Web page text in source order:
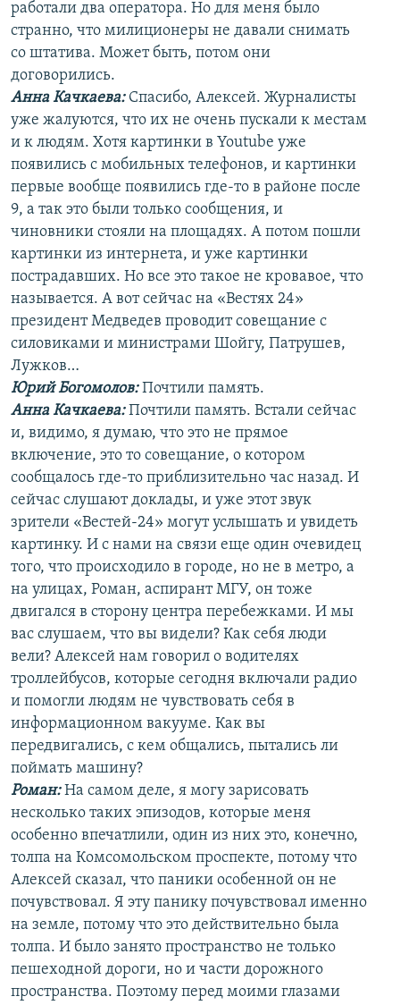
работали два оператора. Но для меня было
странно, что милиционеры не давали снимать
со штатива. Может быть, потом они
договорились.
Анна Качкаева:Спасибо, Алексей. Журналисты
уже жалуются, что их не очень пускали к местам
и к людям. Хотя картинки в Youtube уже
появились с мобильных телефонов, и картинки
первые вообще появились где-то в районе после
9, а так это были только сообщения, и
чиновники стояли на площадях. А потом пошли
картинки из интернета, и уже картинки
пострадавших. Но все это такое не кровавое, что
называется. А вот сейчас на «Вестях 24»
президент Медведев проводит совещание с
силовиками и министрами Шойгу, Патрушев,
Лужков…
Юрий Богомолов:Почтили память.
Анна Качкаева:Почтили память. Встали сейчас
и, видимо, я думаю, что это не прямое
включение, это то совещание, о котором
сообщалось где-то приблизительно час назад. И
сейчас слушают доклады, и уже этот звук
зрители «Вестей-24» могут услышать и увидеть
картинку. И с нами на связи еще один очевидец
того, что происходило в городе, но не в метро, а
на улицах, Роман, аспирант МГУ, он тоже
двигался в сторону центра перебежками. И мы
вас слушаем, что вы видели? Как себя люди
вели? Алексей нам говорил о водителях
троллейбусов, которые сегодня включали радио
и помогли людям не чувствовать себя в
информационном вакууме. Как вы
передвигались, с кем общались, пытались ли
поймать машину?
Роман:На самом деле, я могу зарисовать
несколько таких эпизодов, которые меня
особенно впечатлили, один из них это, конечно,
толпа на Комсомольском проспекте, потому что
Алексей сказал, что паники особенной он не
почувствовал. Я эту панику почувствовал именно
на земле, потому что это действительно была
толпа. И было занято пространство не только
пешеходной дороги, но и части дорожного
пространства. Поэтому перед моими глазами